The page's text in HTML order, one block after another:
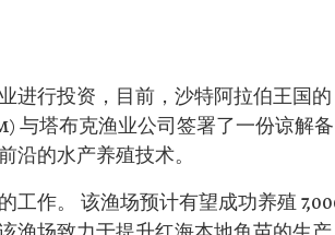
进行投资，目前，沙特阿拉伯王国的
与塔布克渔业公司签署了一份谅解备
沿的水产养殖技术。
工作。 该渔场预计有望成功养殖